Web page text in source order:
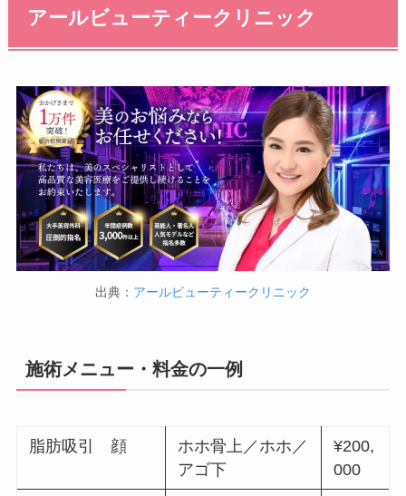
アールビューティークリニック
出典： アールビューティークリニック
施術メニュー・料金の一例
脂肪吸引 顔
ホホ骨上／ホホ／
アゴ下
¥200,
000